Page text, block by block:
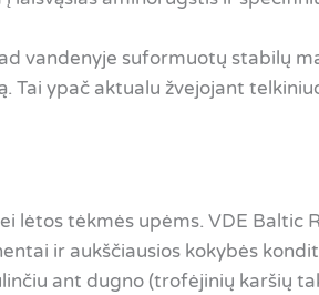
vandenyje suformuotų stabilų
Tai ypač aktualu žvejojant
lėtos tėkmės upėms. VDE Baltic
ir aukščiausios kokybės
ant dugno (trofėjinių karšių